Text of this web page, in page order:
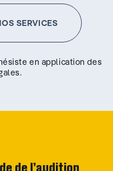
SERVICES
en application des
de l’audition